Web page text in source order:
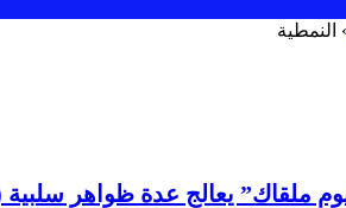
النمطية
ملقاك” يعالج عدة ظواهر سلبية